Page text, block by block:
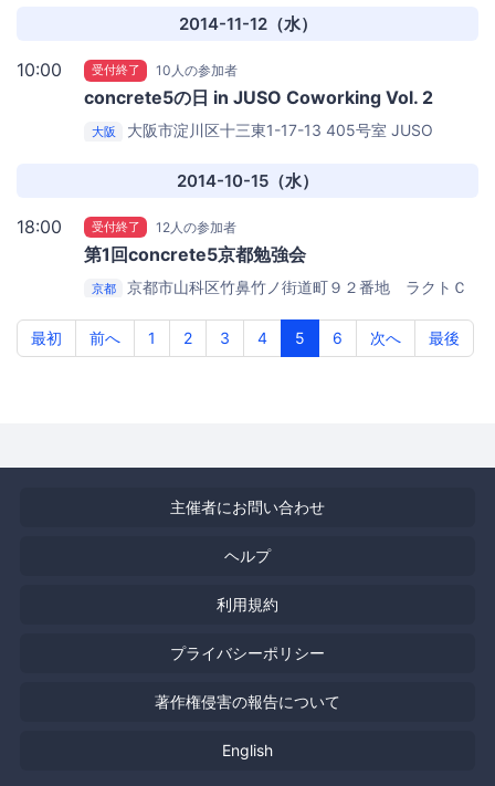
2014-11-12（水）
10:00 受付終了 10人の参加者
concrete5の日 in JUSO Coworking Vol. 2
大阪 大阪市淀川区十三東1-17-13 405号室JUSO
2014-10-15（水）
18:00 受付終了 12人の参加者
第1回concrete5京都勉強会
京都
京都市山科区竹鼻竹ノ街道町９２番地 ラクトＣ
科）
最初 前へ 1 2 3 4 5 6 次へ 最後
主催者にお問い合わせ
ヘルプ
利用規約
プライバシーポリシー
著作権侵害の報告について
English